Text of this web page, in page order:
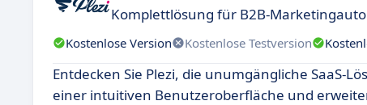
Komplettlösung für B2B-
Kostenlose Version Kostenlose Testversion
Entdecken Sie Plezi, die unumgängliche SaaS-
einer intuitiven Benutzeroberfläche und